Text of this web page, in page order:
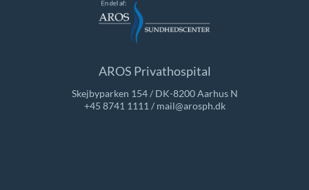
AROS Privathospital
Skejbyparken 154 / DK-8200 Aarhus N
+45 8741 1111 / mail@arosph.dk